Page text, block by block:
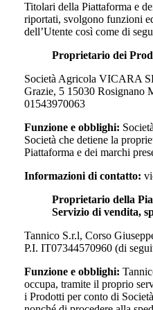
Titolari della Piattaforma e
riportati, svolgono funzioni
dell’Utente così come di
Proprietario dei
Società Agricola VICARA
Grazie, 5 15030 Rosignano
01543970063
Funzione e obblighi:
Società che detiene la
Piattaforma e dei marchi
Informazioni di contatto:
Proprietario della
Servizio di vendita,
Tannico S.r.l, Corso
P.I. IT07344570960 (di
Funzione e obblighi:
occupa, tramite il proprio
i Prodotti per conto di